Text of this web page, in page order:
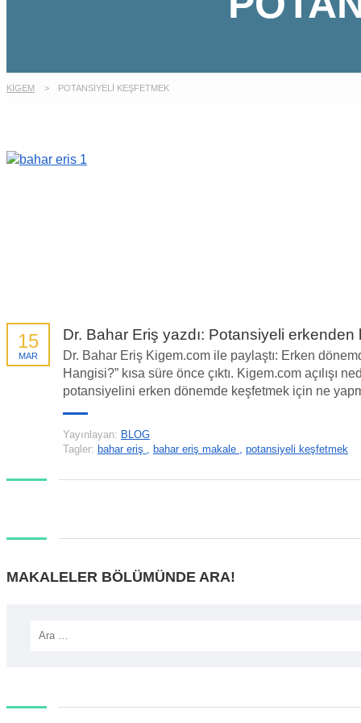
KİGEM > POTANSIYELI KEŞFETMEK
Dr. Bahar Eriş yazdı: Potansiyeli
15
MAR
Dr. Bahar Eriş Kigem.com ile paylaştı: Erken
Hangisi?” kısa süre önce çıktı. Kigem.com açılışı
potansiyelini erken dönemde keşfetmek için ne
Yayınlayan: BLOG
Tagler: bahar eriş bahar eriş makale potansiyeli keşfetmek
MAKALELER BÖLÜMÜNDE ARA!
Arama: